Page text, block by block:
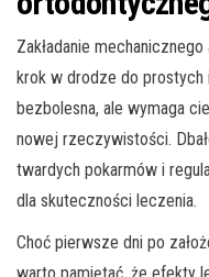
Zakładanie
krok w drodze do
bezbolesna, ale wymaga
nowej rzeczywistości.
twardych pokarmów i
dla skuteczności leczenia.
Choć pierwsze dni po